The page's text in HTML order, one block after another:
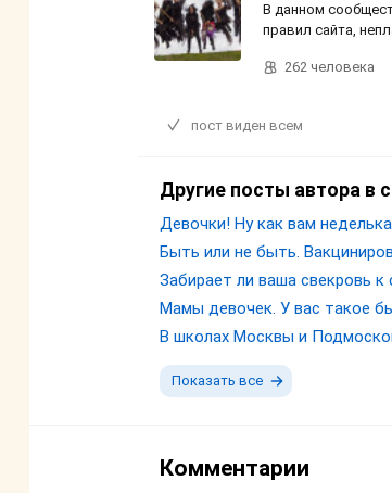
В данном
правил сайта,
262 человека
пост виден всем
Другие посты автора в
Девочки! Ну как вам
Быть или не быть.
Забирает ли ваша свекровь к
Мамы девочек. У вас такое
В школах Москвы и
Показать все
Комментарии